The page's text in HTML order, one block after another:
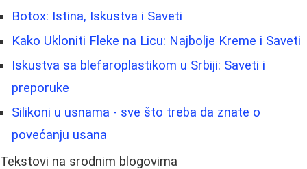
Botox: Istina, Iskustva i Saveti
Kako Ukloniti Fleke na Licu: Najbolje Kreme i Saveti
Iskustva sa blefaroplastikom u Srbiji: Saveti i
preporuke
Silikoni u usnama - sve što treba da znate o
povećanju usana
Tekstovi na srodnim blogovima